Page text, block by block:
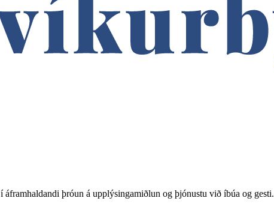
þróun á upplýsingamiðlun og þjónustu við íbúa og gesti.